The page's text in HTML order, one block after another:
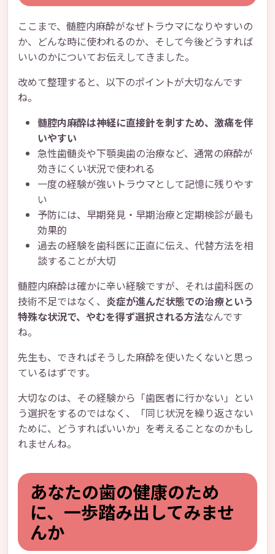
ここまで、髄腔内麻酔がなぜトラウマになりやすいの
か、どんな時に使われるのか、そして今後どうすれば
いいのかについてお伝えしてきました。
改めて整理すると、以下のポイントが大切なんです
ね。
髄腔内麻酔は神経に直接針を刺すため、激痛を伴
いやすい
急性歯髄炎や下顎奥歯の治療など、通常の麻酔が
効きにくい状況で使われる
一度の経験が強いトラウマとして記憶に残りやす
い
予防には、早期発見・早期治療と定期検診が最も
効果的
過去の経験を歯科医に正直に伝え、代替方法を相
談することが大切
髄腔内麻酔は確かに辛い経験ですが、それは歯科医の
技術不足ではなく、 炎症が進んだ状態での治療という
特殊な状況で、やむを得ず選択される方法なんです
ね。
先生も、できればそうした麻酔を使いたくないと思っ
ているはずです。
大切なのは、その経験から「歯医者に行かない」とい
う選択をするのではなく、「同じ状況を繰り返さない
ために、どうすればいいか」を考えることなのかもし
れませんね。
あなたの歯の健康のため
に、一歩踏み出してみませ
んか